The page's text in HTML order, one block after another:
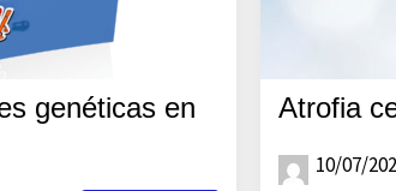
genéticas en
Atrofia
10/07/